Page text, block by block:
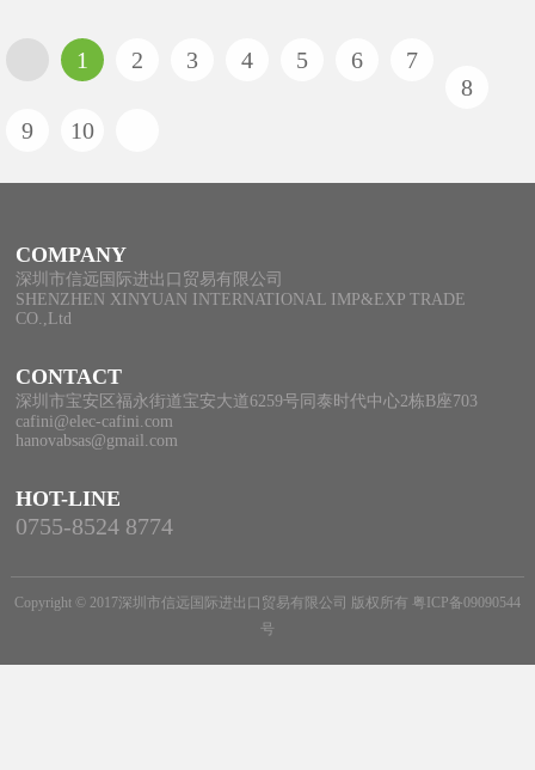
1 2 3 4 5 6
7
8
9
10
COMPANY
深圳市信远国际进出口贸易有限公司
SHENZHEN XINYUAN INTERNATIONAL IMP&EXP TRADE
CO.,Ltd
CONTACT
深圳市宝安区福永街道宝安大道6259号同泰时代中心2栋B座703
cafini@elec-cafini.com
hanovabsas@gmail.com
HOT-LINE
0755-8524 8774
Copyright © 2017深圳市信远国际进出口贸易有限公司 版权所有 粤ICP备09090544
号